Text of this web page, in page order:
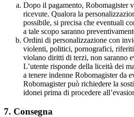
Dopo il pagamento, Robomagister
ricevute. Qualora la
possibile, si precisa che eventuali
a tale scopo saranno
Ordini di personalizzazione con
violenti, politici, pornografici,
violano diritti di terzi, non saranno
L’utente risponde della liceità dei
a tenere indenne Robomagister da
Robomagister può richiedere la
idonei prima di procedere
7. Consegna